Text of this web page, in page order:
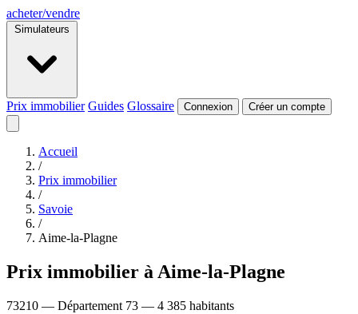
acheter/vendre
Simulateurs
Prix immobilier Guides Glossaire Connexion Créer un compte
Accueil
/
Prix immobilier
/
Savoie
/
Aime-la-Plagne
Prix immobilier à Aime-la-Plagne
73210 — Département 73 — 4 385 habitants